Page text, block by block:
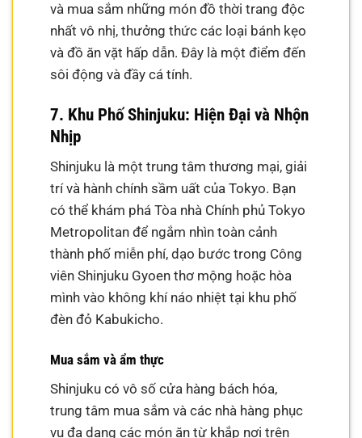
và mua sắm những món đồ thời trang độc
nhất vô nhị, thưởng thức các loại bánh kẹo
và đồ ăn vặt hấp dẫn. Đây là một điểm đến
sôi động và đầy cá tính.
7. Khu Phố Shinjuku: Hiện Đại và Nhộn
Nhịp
Shinjuku là một trung tâm thương mại, giải
trí và hành chính sầm uất của Tokyo. Bạn
có thể khám phá Tòa nhà Chính phủ Tokyo
Metropolitan để ngắm nhìn toàn cảnh
thành phố miễn phí, dạo bước trong Công
viên Shinjuku Gyoen thơ mộng hoặc hòa
mình vào không khí náo nhiệt tại khu phố
đèn đỏ Kabukicho.
Mua sắm và ẩm thực
Shinjuku có vô số cửa hàng bách hóa,
trung tâm mua sắm và các nhà hàng phục
vụ đa dạng các món ăn từ khắp nơi trên